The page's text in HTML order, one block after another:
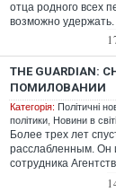
отца родного всех
возможно
THE
ПОМИЛОВАНИИ
Категорія: Політичні
політики Новини в
Более трех лет
расслабленным. Он
сотрудника
Брэдли Мэннинга,